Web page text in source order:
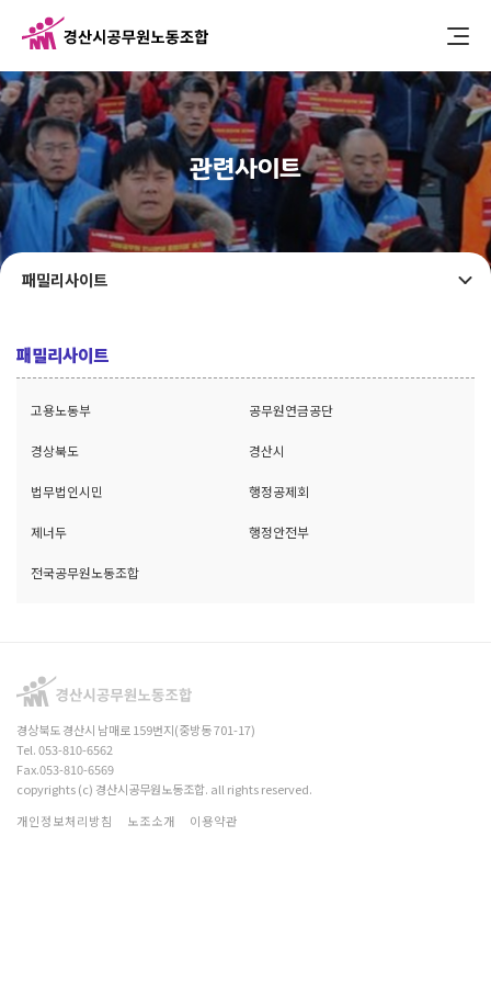
관련사이트
패밀리사이트
패밀리사이트
고용노동부 공무원연금공단
경상북도 경산시
법무법인시민 행정공제회
제너두 행정안전부
전국공무원노동조합
경상북도 경산시 남매로 159번지(중방동 701-17)
Tel. 053-810-6562
Fax.053-810-6569
copyrights (c) 경산시공무원노동조합. all rights reserved.
개인정보처리방침
노조소개 이용약관